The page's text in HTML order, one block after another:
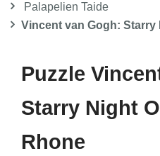
Palapelien Taide
Vincent van Gogh: Starry
Puzzle
Starry Night
Rhone